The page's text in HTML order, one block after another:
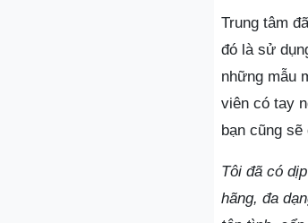
Trung tâm
đó là sử
những mẫu
viên có tay
bạn cũng
Tôi đã có
hãng, đa